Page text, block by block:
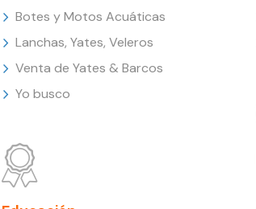
Botes y Motos Acuáticas
Lanchas, Yates, Veleros
Venta de Yates & Barcos
Yo busco